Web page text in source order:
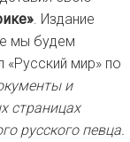
. Издание
мы будем
«Русский мир» по
и
страницах
русского певца.